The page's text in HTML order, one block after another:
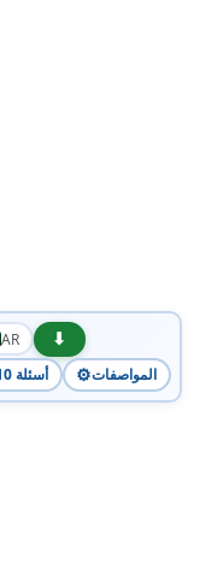
AR
⬇
10 أسئلة ⚙️المواصفات